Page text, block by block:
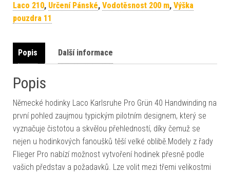
Laco 210, Určení Pánské, Vodotěsnost 200 m, Výška
pouzdra 11
Popis Další informace
Popis
Německé hodinky Laco Karlsruhe Pro Grün 40 Handwinding na
první pohled zaujmou typickým pilotním designem, který se
vyznačuje čistotou a skvělou přehledností, díky čemuž se
nejen u hodinkových fanoušků těší velké oblibě.Modely z řady
Flieger Pro nabízí možnost vytvoření hodinek přesně podle
vašich představ a požadavků. Lze volit mezi třemi velikostmi